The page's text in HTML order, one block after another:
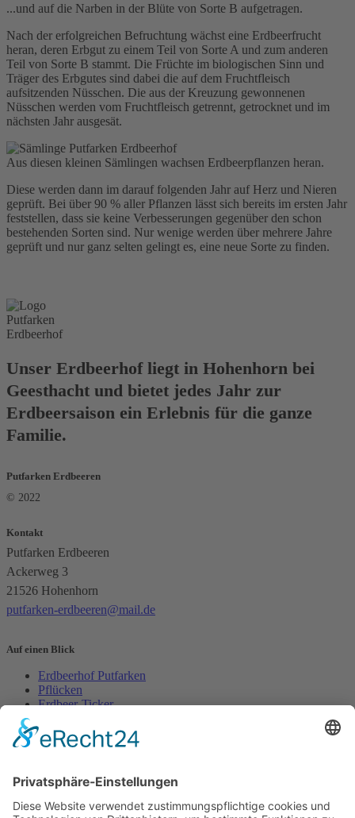
...und auf die Narben in der Blüte von Sorte B aufgetragen.
Nach der erfolgreichen Befruchtung wächst eine Erdbeerfrucht
heran, deren Erbgut zu einem Teil von Sorte A und zum anderen
Teil von Sorte B stammt. Die Früchte im biologischen Sinn und
Träger des Erbgutes sind dabei die auf dem Fruchtfleisch
aufsitzenden Nüsschen. Die aus der Kreuzung gewonnenen
Nüsschen werden vom Fruchtfleisch getrennt, getrocknet und im
nächsten Jahr ausgesät.
Aus diesen kleinen Sämlingen wachsen Erdbeerpflanzen heran.
Diese werden dann im darauf folgenden Jahr auf Herz und Nieren
geprüft. Bei über 90 % aller Pflanzen lässt sich bereits im ersten Jahr
feststellen, dass sie keine Verbesserungen gegenüber den schon
bestehenden Sorten sind. Nur wenige werden über mehrere Jahre
geprüft und nur ganz selten gelingt es, eine neue Sorte zu finden.
Unser Erdbeerhof liegt in Hohenhorn bei
Geesthacht und bietet jedes Jahr zur
Erdbeersaison ein Erlebnis für die ganze
Familie.
Putfarken Erdbeeren
© 2022
Kontakt
Putfarken Erdbeeren
Ackerweg 3
21526 Hohenhorn
putfarken-erdbeeren@mail.de
Auf einen Blick
Erdbeerhof Putfarken
Pflücken
Erdbeer-Ticker
Impressum
Datenschutz
Erdbeer-Ticker
Jetzt anmelden!